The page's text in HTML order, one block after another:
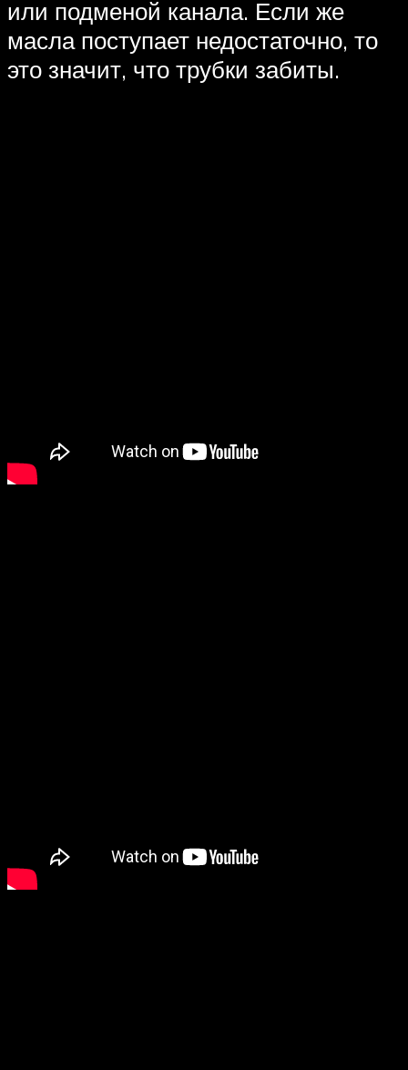
или подменой канала. Если же
масла поступает недостаточно, то
это значит, что трубки забиты.